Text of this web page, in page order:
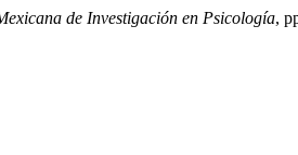
de Investigación en Psicología,